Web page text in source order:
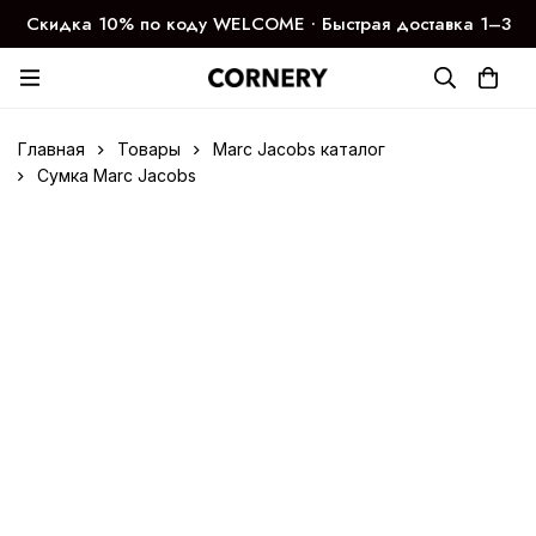
Скидка 10% по коду WELCOME ∙ Быстрая доставка 1–3
дня
Главная Товары
Marc Jacobs каталог
Сумка Marc Jacobs